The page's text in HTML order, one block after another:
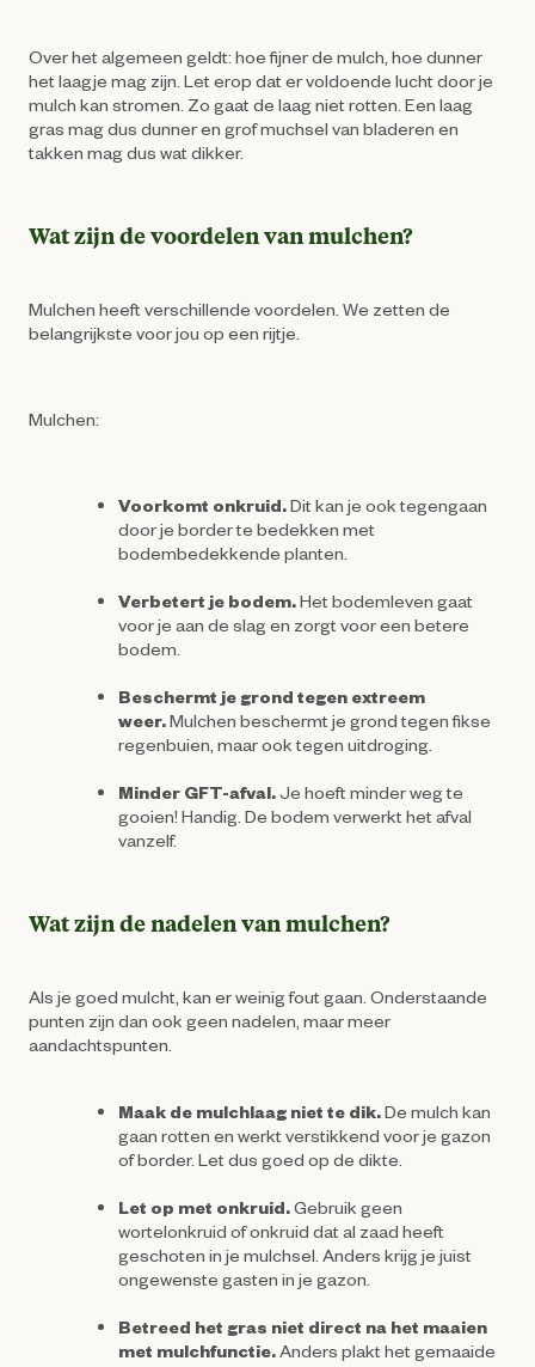
Over het algemeen geldt: hoe fijner de mulch, hoe dunner
het laagje mag zijn. Let erop dat er voldoende lucht door je
mulch kan stromen. Zo gaat de laag niet rotten. Een laag
gras mag dus dunner en grof muchsel van bladeren en
takken mag dus wat dikker.
Wat zijn de voordelen van mulchen?
Mulchen heeft verschillende voordelen. We zetten de
belangrijkste voor jou op een rijtje.
Mulchen:
Voorkomt onkruid.Dit kan je ook tegengaan
door je border te bedekken met
bodembedekkende planten.
Verbetert je bodem.Het bodemleven gaat
voor je aan de slag en zorgt voor een betere
bodem.
Beschermt je grond tegen extreem
weer.Mulchen beschermt je grond tegen fikse
regenbuien, maar ook tegen uitdroging.
Minder GFT-afval. Je hoeft minder weg te
gooien! Handig. De bodem verwerkt het afval
vanzelf.
Wat zijn de nadelen van mulchen?
Als je goed mulcht, kan er weinig fout gaan. Onderstaande
punten zijn dan ook geen nadelen, maar meer
aandachtspunten.
Maak de mulchlaag niet te dik.De mulch kan
gaan rotten en werkt verstikkend voor je gazon
of border. Let dus goed op de dikte.
Let op met onkruid.Gebruik geen
wortelonkruid of onkruid dat al zaad heeft
geschoten in je mulchsel. Anders krijg je juist
ongewenste gasten in je gazon.
Betreed het gras niet direct na het maaien
met mulchfunctie.Anders plakt het gemaaide